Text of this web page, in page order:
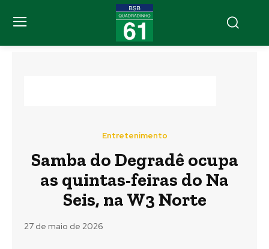
Entretenimento
Samba do Degradê ocupa
as quintas-feiras do Na
Seis, na W3 Norte
27 de maio de 2026